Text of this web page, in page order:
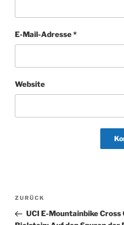
E-Mail-Adresse*
Website
Beitragsnavigation
Vorheriger
Beitrag
ZURÜCK
UCI E-Mountainbike